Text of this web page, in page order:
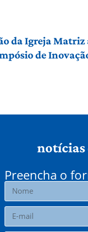
da Igreja
de
notícias
Preencha o